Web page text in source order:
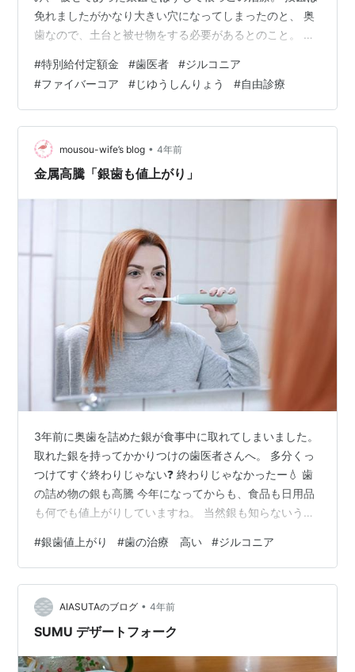
免れましたがかなり大きい穴になってしまったのと、 奥
歯なので、土台と被せ物をする必要があるとのこと。 土
ことで、 お勧めの自費ファイバーコアに。 1万6000円。
(O_O) 被せは、かなり迷ったのですが、、 口開けた時に
見える歯だということと、 1度銀をはがしてすごく痛い思
いしているのと、 旦那が保険でできるプラスチックをし
て、なんやかんやで抜歯していることとで、 自費の(1番
安い)ジルコ…
#特別給付定額金 #歯医者 #ジルコニア
#ファイバーコア #じゆうしんりょう #自由診療
mousou-wife’s blog • 4年前
金属高騰「銀歯も値上がり」
3年前に奥歯を詰めた銀が食事中に取れてしまいました。
取れた銀を持ってかかりつけの歯医者さんへ。 多分くっ
つけてすぐ終わりじゃない❓ 終わりじゃなかったー💧 歯
の詰め物の銀も高騰 今年になってからも、食品も日用品
も何でも値上がりしていますね。 当然銀も知らないうち
説明を受けると、詰めた銀の下が虫歯になり、自分の歯
と上から被せた銀と隙間が出来てしまい外れたとの事。
銀の詰め物は、自分の歯との僅かな隙間から細菌が入っ
て、経年と共に自分の歯が虫歯になる事も多いらしいで
すね。 これは、毎日真面目に歯磨きしても防ぎようがな
#銀歯値上がり #歯の治療 高い #ジルコニア
AIASUTAのブログ • 4年前
SUMU デザートフォーク